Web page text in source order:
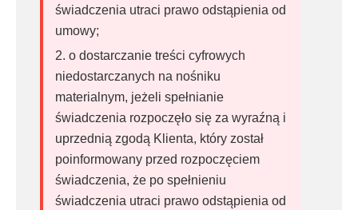
świadczenia utraci prawo odstąpienia od
umowy;
o dostarczanie treści cyfrowych
niedostarczanych na nośniku
materialnym, jeżeli spełnianie
świadczenia rozpoczęło się za wyraźną i
uprzednią zgodą Klienta, który został
poinformowany przed rozpoczęciem
świadczenia, że po spełnieniu
świadczenia utraci prawo odstąpienia od